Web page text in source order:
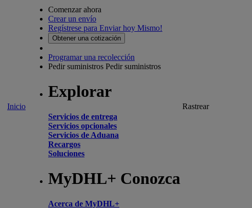
Inicio
Comenzar ahora
Crear un envío
Regístrese para Enviar hoy Mismo!
Obtener una cotización
Programar una recolección
Pedir suministros Pedir suministros
Explorar
Servicios de entrega
Servicios opcionales
Servicios de Aduana
Recargos
Soluciones
MyDHL+ Conozca
Acerca de MyDHL+
Rastrear